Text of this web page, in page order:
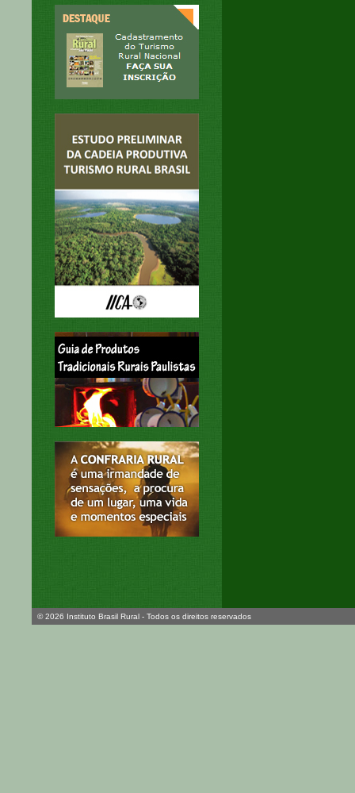
© 2026 Instituto Brasil Rural - Todos os direitos reservados